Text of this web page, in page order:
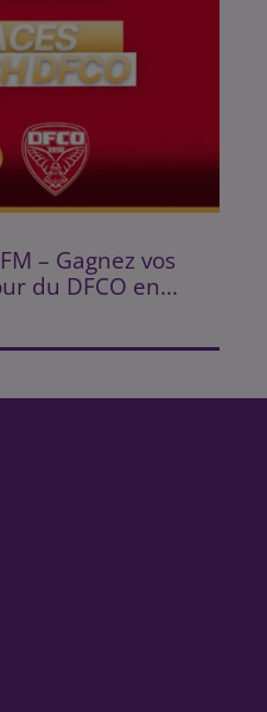
– Gagnez vos
du DFCO en...